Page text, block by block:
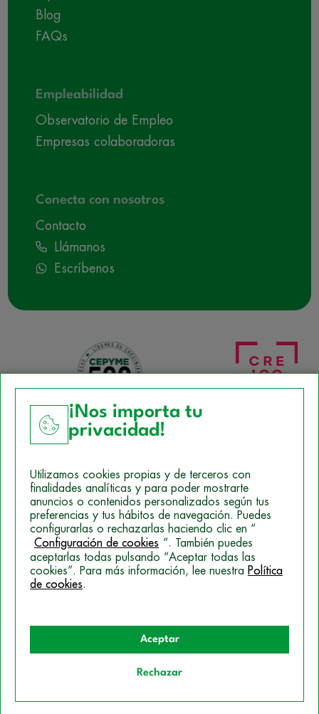
Blog
FAQs
Empleabilidad
Observatorio de Empleo
Empresas colaboradoras
Conecta con nosotros
Contacto
Llámanos
Escríbenos
Política de Cookies
Mapa del sitio
Politica de Privacidad
© 2026 Campus Training
¡Nos importa tu
privacidad!
Utilizamos cookies propias y de terceros con
finalidades analíticas y para poder mostrarte
anuncios o contenidos personalizados según tus
preferencias y tus hábitos de navegación. Puedes
configurarlas o rechazarlas haciendo clic en “
Configuración de cookies ”. También puedes
aceptarlas todas pulsando “Aceptar todas las
cookies”. Para más información, lee nuestra Política
de cookies.
Aceptar
Rechazar